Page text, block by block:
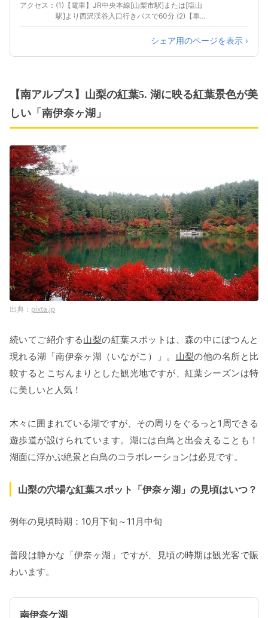
アクセス
(1)【電車】JR中央本線[山梨市駅]または[塩山
駅]より西沢渓谷入口行きバスで60分 (2)【車】
50分
シェア用のページを表示 ›
【南アルプス】山梨の紅葉5. 湖に映る紅葉景色が美
しい「南伊奈ヶ湖」
pixta.jp
続いてご紹介する山梨の紅葉スポットは、森の中にぽつんと
現れる湖「南伊奈ヶ湖（いながこ）」。 山梨の他の名所と比
較するとこぢんまりとした観光地ですが、紅葉シーズンは特
に美しいと人気！
木々に囲まれている湖ですが、その周りをぐるっと1周できる
遊歩道が設けられています。湖には白鳥と出会えることも！
湖面に浮かぶ絶景と白鳥のコラボレーションは必見です。
山梨の穴場な紅葉スポット「伊奈ヶ湖」の見頃はいつ？
例年の見頃時期：10月下旬～11月中旬
普段は静かな「伊奈ヶ湖」ですが、見頃の時期は観光客で賑
わいます。
南伊奈ケ湖